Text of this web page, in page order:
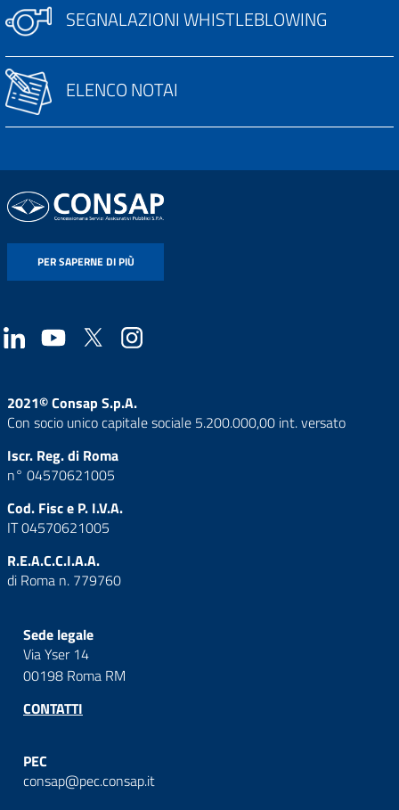
SEGNALAZIONI WHISTLEBLOWING
ELENCO NOTAI
PER SAPERNE DI PIÙ
2021© Consap S.p.A.
Con socio unico capitale sociale 5.200.000,00 int. versato
Iscr. Reg. di Roma
n° 04570621005
Cod. Fisc e P. I.V.A.
IT 04570621005
R.E.A.C.C.I.A.A.
di Roma n. 779760
Sede legale
Via Yser 14
00198 Roma RM
CONTATTI
PEC
consap@pec.consap.it